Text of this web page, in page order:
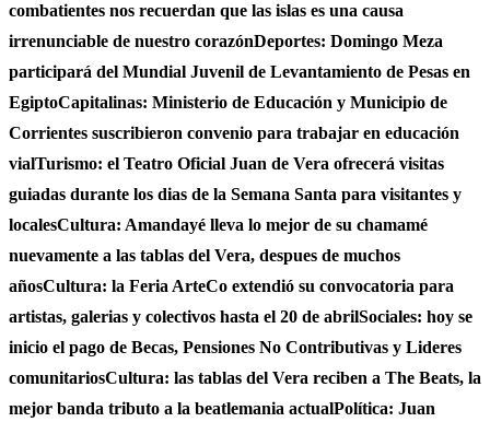
combatientes nos recuerdan que las islas es una causa
irrenunciable de nuestro corazónDeportes: Domingo Meza
participará del Mundial Juvenil de Levantamiento de Pesas en
EgiptoCapitalinas: Ministerio de Educación y Municipio de
Corrientes suscribieron convenio para trabajar en educación
vialTurismo: el Teatro Oficial Juan de Vera ofrecerá visitas
guiadas durante los dias de la Semana Santa para visitantes y
localesCultura: Amandayé lleva lo mejor de su chamamé
nuevamente a las tablas del Vera, despues de muchos
añosCultura: la Feria ArteCo extendió su convocatoria para
artistas, galerias y colectivos hasta el 20 de abrilSociales: hoy se
inicio el pago de Becas, Pensiones No Contributivas y Lideres
comunitariosCultura: las tablas del Vera reciben a The Beats, la
mejor banda tributo a la beatlemania actualPolítica: Juan